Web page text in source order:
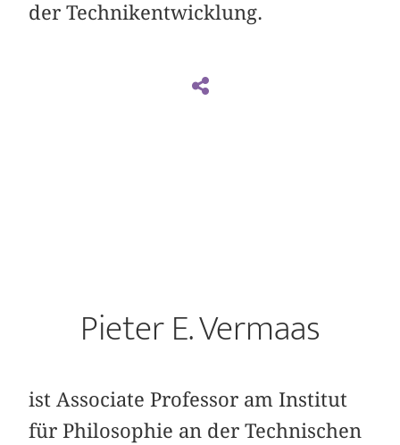
der Technikentwicklung.
Pieter E. Vermaas
ist Associate Professor am Institut
für Philosophie an der Technischen